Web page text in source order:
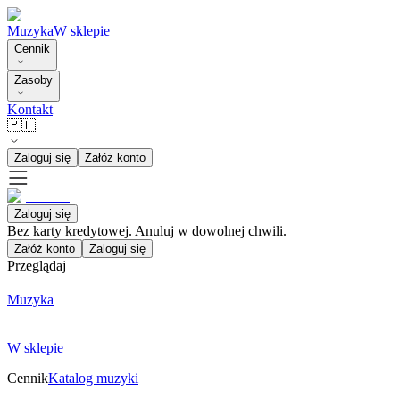
MuzykaW sklepie
Cennik
Zasoby
Kontakt
🇵🇱
Zaloguj się Załóż konto
Zaloguj się
Bez karty kredytowej. Anuluj w dowolnej chwili.
Załóż konto Zaloguj się
Przeglądaj
Muzyka
W sklepie
CennikKatalog muzyki